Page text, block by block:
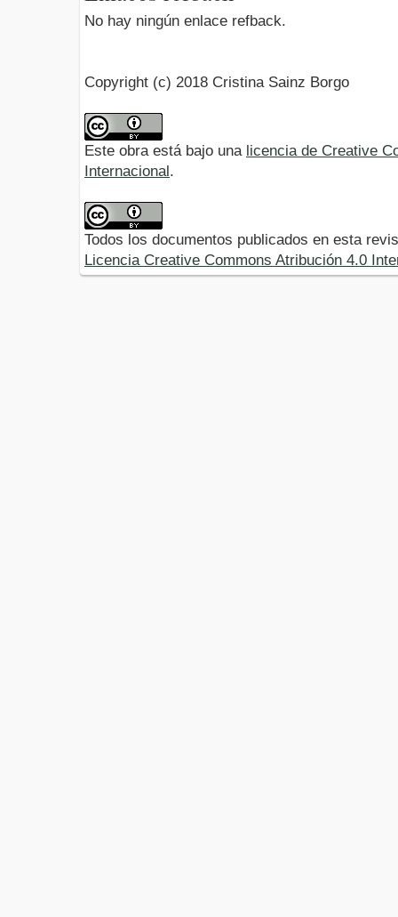
No hay ningún enlace refback.
Copyright (c) 2018 Cristina Sainz Borgo
Este obra está bajo una licencia de Creative
Internacional.
Todos los documentos publicados en esta
Licencia Creative Commons Atribución 4.0